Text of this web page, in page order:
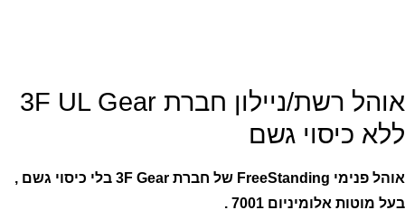
אוהל רשת/ניילון חברת 3F UL Gear
ללא כיסוי גשם
אוהל פנימי FreeStanding של חברת 3F Gear בלי כיסוי גשם ,
בעל מוטות אלומיניום 7001 .